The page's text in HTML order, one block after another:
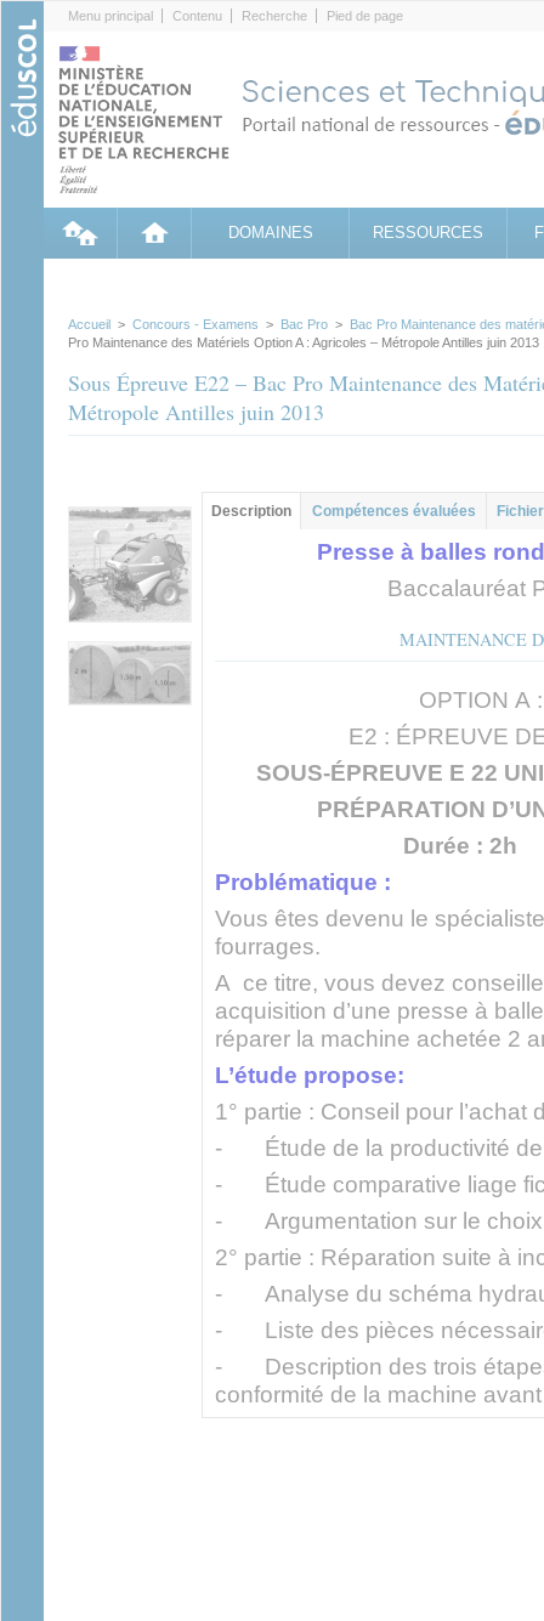
Menu principal Contenu Recherche Pied de page
DOMAINES RESSOURCES
Accueil > Concours - Examens > Bac Pro > Bac Pro Maintenance des
Pro Maintenance des Matériels Option A : Agricoles – Métropole Antilles juin 2013
Sous Épreuve E22 – Bac Pro Maintenance des
Métropole Antilles juin 2013
Groupe principal
Description (onglet
actif)
Compétences évaluées
Presse à balles
Baccalauréat
MAINTENANCE
OPTION A
E2 : ÉPREUVE
SOUS-ÉPREUVE E 22
PRÉPARATION
Durée : 2h
Problématique :
Vous êtes devenu le
fourrages.
A ce titre, vous devez
acquisition d’une presse à
réparer la machine achetée 2
L’étude propose:
1° partie : Conseil pour l’achat
- Étude de la productivité de
- Étude comparative liage
- Argumentation sur le choix
2° partie : Réparation suite à
- Analyse du schéma
- Liste des pièces
- Description des trois
conformité de la machine